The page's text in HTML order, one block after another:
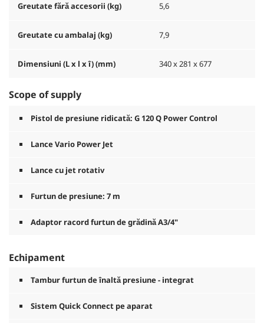
Greutate fără accesorii (kg) 5,6
Greutate cu ambalaj (kg) 7,9
Dimensiuni (L x l x î) (mm) 340 x 281 x 677
Scope of supply
Pistol de presiune ridicată: G 120 Q Power Control
Lance Vario Power Jet
Lance cu jet rotativ
Furtun de presiune: 7 m
Adaptor racord furtun de grădină A3/4"
Echipament
Tambur furtun de înaltă presiune - integrat
Sistem Quick Connect pe aparat